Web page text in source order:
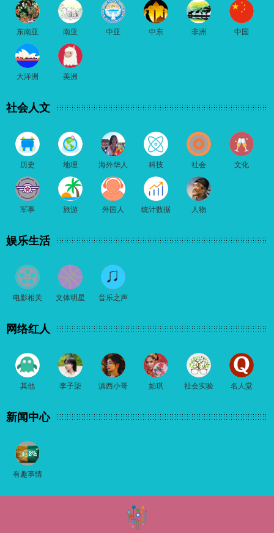
东南亚 南亚 中亚 中东 非洲 中国
大洋洲 美洲
社会人文
历史 地理 海外华人 科技 社会 文化
军事 旅游 外国人 统计数据 人物
娱乐生活
电影相关 文体明星 音乐之声
网络红人
其他 李子柒 滇西小哥 如琪 社会实验 名人堂
新闻中心
有趣事情